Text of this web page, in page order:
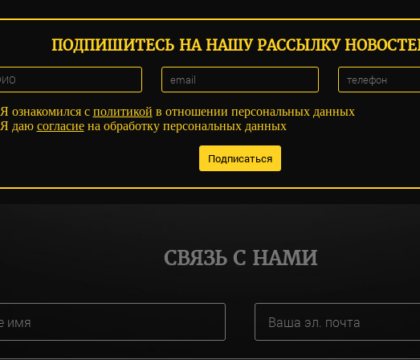
ПОДПИШИТЕСЬ НА НАШУ РАССЫЛКУ
Я ознакомился с политикой в отношении персональных данных
Я даю согласиена обработку персональных данных
СВЯЗЬ С НАМИ